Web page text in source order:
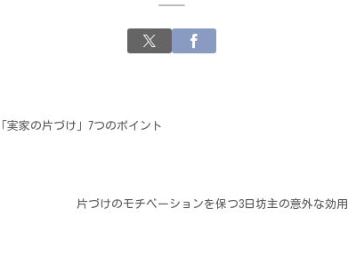
「実家の片づけ」7つのポイント
片づけのモチベーションを保つ3日坊主の意外な効用